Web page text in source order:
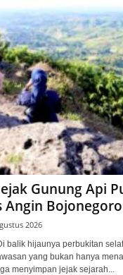
Gunung Api
Angin Bojonegoro
2026
balik hijaunya perbukitan
yang bukan hanya
menyimpan jejak sejarah...